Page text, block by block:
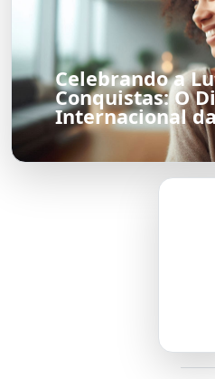
Celebrando a
Conquistas: O
Internacional